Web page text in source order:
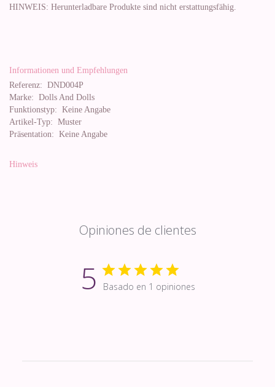
HINWEIS: Herunterladbare Produkte sind nicht erstattungsfähig.
Informationen und Empfehlungen
Referenz: DND004P
Marke: Dolls And Dolls
Funktionstyp: Keine Angabe
Artikel-Typ: Muster
Präsentation: Keine Angabe
Hinweis
Opiniones de clientes
5 Basado en 1 opiniones